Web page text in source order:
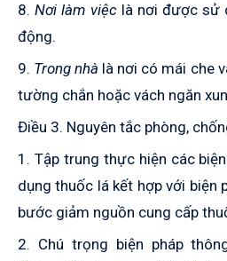
8.Nơi làm việc là nơi được sử
động.
9. Trong nhà là nơi có mái che
tường chắn hoặc vách ngăn
Điều 3. Nguyên tắc phòng,
1. Tập trung thực hiện các
dụng thuốc lá kết hợp với biện
bước giảm nguồn cung cấp
2. Chú trọng biện pháp